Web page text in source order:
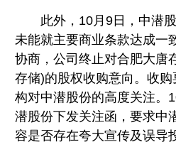
此外，10月9日，中潜股
未能就主要商业条款达成一
协商，公司终止对合肥大唐
存储)的股权收购意向。收
构对中潜股份的高度关注。
潜股份下发关注函，要求中
容是否存在夸大宣传及误导